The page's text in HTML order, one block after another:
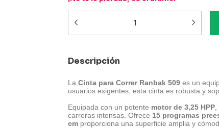
Descripción
La Cinta para Correr Ranbak 509 es un
usuarios exigentes, esta cinta es robusta y
Equipada con un potente motor de 3,25 HPP
carreras intensas. Ofrece 15 programas
cm proporciona una superficie amplia y